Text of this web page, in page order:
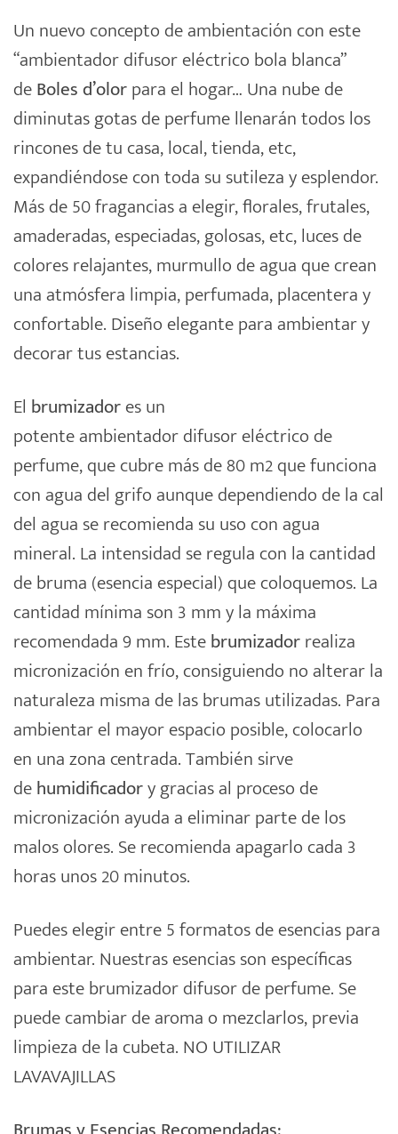
Un nuevo concepto de ambientación con este
“ambientador difusor eléctrico bola blanca”
deBoles d’olorpara el hogar… Una nube de
diminutas gotas de perfume llenarán todos los
rincones de tu casa, local, tienda, etc,
expandiéndose con toda su sutileza y esplendor.
Más de 50 fragancias a elegir, florales, frutales,
amaderadas, especiadas, golosas, etc, luces de
colores relajantes, murmullo de agua que crean
una atmósfera limpia, perfumada, placentera y
confortable. Diseño elegante para ambientar y
decorar tus estancias.
El brumizadores un
potenteambientadordifusor eléctrico de
perfume, que cubre más de 80 m2 que funciona
con agua del grifo aunque dependiendo de la cal
del agua se recomienda su uso con agua
mineral. La intensidad se regula con la cantidad
de bruma (esencia especial) que coloquemos. La
cantidad mínima son 3 mm y la máxima
recomendada 9 mm. Estebrumizadorrealiza
micronización en frío, consiguiendo no alterar la
naturaleza misma de las brumas utilizadas. Para
ambientar el mayor espacio posible, colocarlo
en una zona centrada. También sirve
dehumidificadory gracias al proceso de
micronización ayuda a eliminar parte de los
malos olores. Se recomienda apagarlo cada 3
horas unos 20 minutos.
Puedes elegir entre 5 formatos de esencias para
ambientar. Nuestras esencias son específicas
para este brumizador difusor de perfume. Se
puede cambiar de aroma o mezclarlos, previa
limpieza de la cubeta. NO UTILIZAR
LAVAVAJILLAS